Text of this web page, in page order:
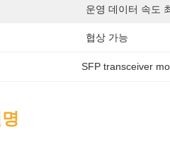
운영 데이터 속도
협상 가능
SFP transceiver